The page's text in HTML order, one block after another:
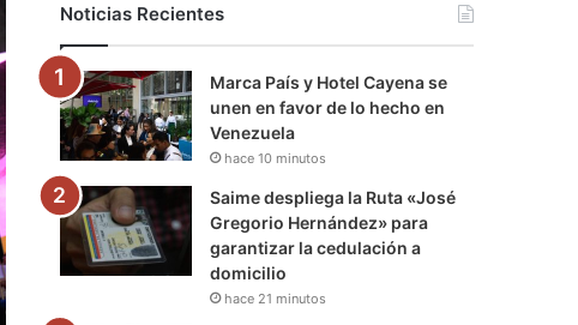
o
k
r
e
r
a
a
m
Noticias Recientes
Marca País y Hotel Cayena se
unen en favor de lo hecho en
Venezuela
hace 10 minutos
Saime despliega la Ruta «José
Gregorio Hernández» para
garantizar la cedulación a
domicilio
hace 21 minutos